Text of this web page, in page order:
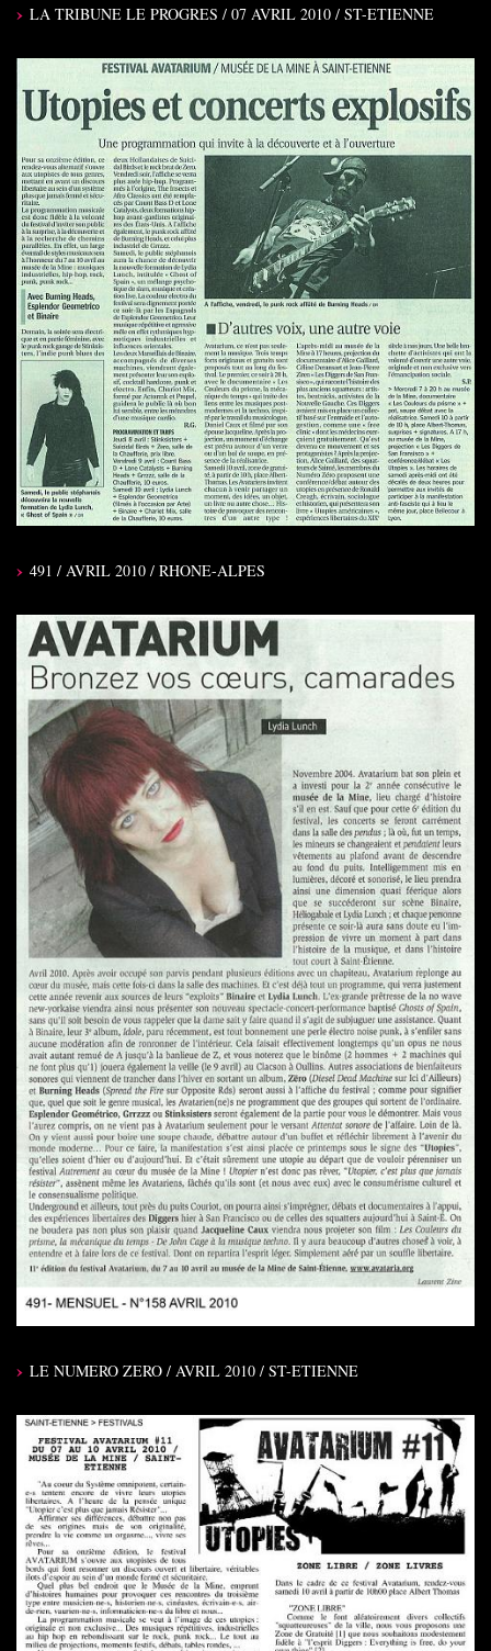
LA TRIBUNE LE PROGRES / 07 AVRIL 2010 / ST-ETIENNE
491 / AVRIL 2010 / RHONE-ALPES
LE NUMERO ZERO / AVRIL 2010 / ST-ETIENNE